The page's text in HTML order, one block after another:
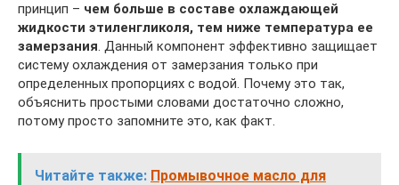
принцип – чем больше в составе охлаждающей
жидкости этиленгликоля, тем ниже температура ее
замерзания. Данный компонент эффективно защищает
систему охлаждения от замерзания только при
определенных пропорциях с водой. Почему это так,
объяснить простыми словами достаточно сложно,
потому просто запомните это, как факт.
Читайте также: Промывочное масло для